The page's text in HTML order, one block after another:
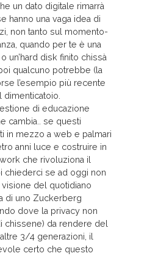
un dato digitale rimarrà
hanno una vaga idea di
non tanto sul momento-
quando per te è una
un’hard disk finito chissà
qualcuno potrebbe (la
l’esempio più recente
di educazione
cambia.. se questi
in mezzo a web e palmari
anni luce e costruire in
che rivoluziona il
chiederci se ad oggi non
visione del quotidiano
di uno Zuckerberg
dove la privacy non
chìssene) da rendere del
3/4 generazioni, il
certo che questo